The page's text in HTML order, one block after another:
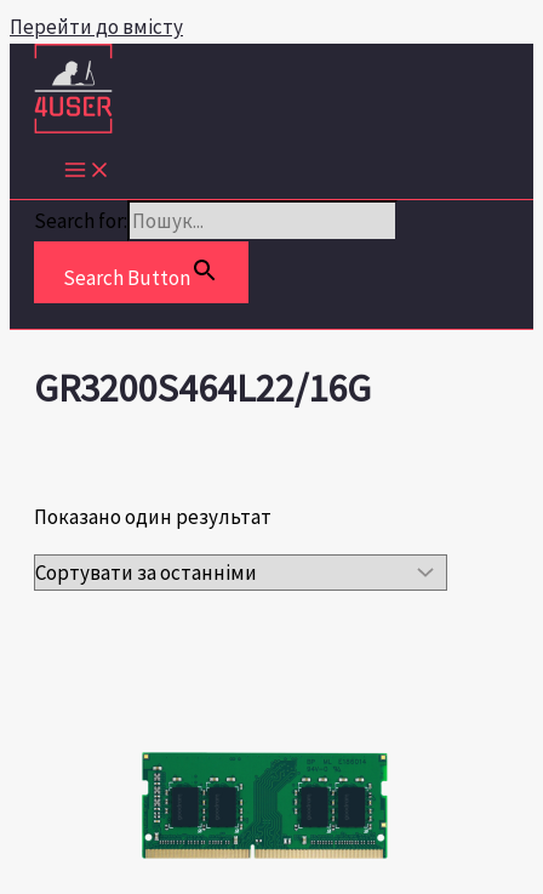
Перейти до вмісту
Search for:
Search Button
GR3200S464L22/16G
Показано один результат